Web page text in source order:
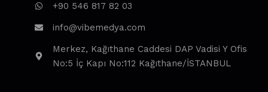
+90 546 817 82 03
info@vibemedya.com
Merkez, Kağıthane Caddesi DAP Vadisi Y Ofis
No:5 İç Kapı No:112 Kağıthane/İSTANBUL